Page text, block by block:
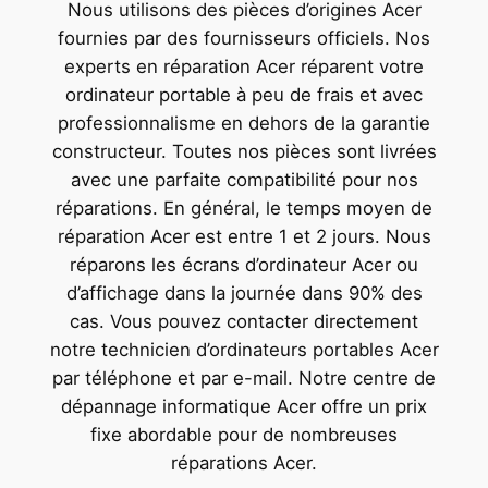
Nous utilisons des pièces d’origines Acer
fournies par des fournisseurs officiels. Nos
experts en réparation Acer réparent votre
ordinateur portable à peu de frais et avec
professionnalisme en dehors de la garantie
constructeur. Toutes nos pièces sont livrées
avec une parfaite compatibilité pour nos
réparations. En général, le temps moyen de
réparation Acer est entre 1 et 2 jours. Nous
réparons les écrans d’ordinateur Acer ou
d’affichage dans la journée dans 90% des
cas. Vous pouvez contacter directement
notre technicien d’ordinateurs portables Acer
par téléphone et par e-mail. Notre centre de
dépannage informatique Acer offre un prix
fixe abordable pour de nombreuses
réparations Acer.